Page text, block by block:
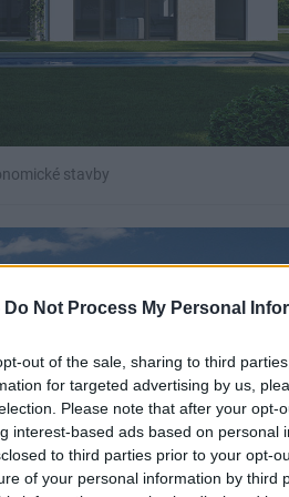
Do Not Process My Personal
out of the sale, sharing to third
for targeted advertising by us,
Please note that after your opt-
interest-based ads based on personal
to third parties prior to your opt-
of your personal information by third
stavby